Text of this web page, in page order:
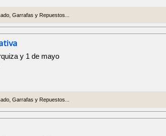
Garrafas y Repuestos...
y 1 de mayo
Garrafas y Repuestos...